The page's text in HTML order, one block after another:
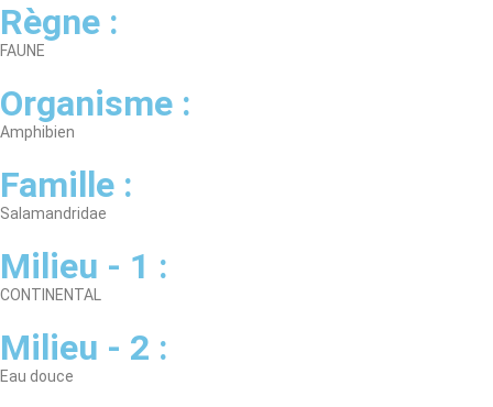
Règne :
FAUNE
Organisme :
Amphibien
Famille :
Salamandridae
Milieu - 1 :
CONTINENTAL
Milieu - 2 :
Eau douce